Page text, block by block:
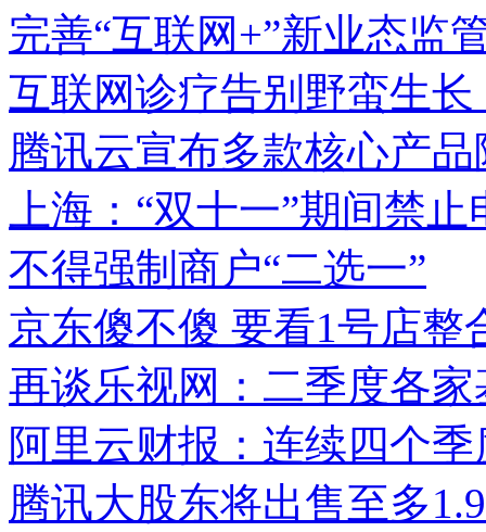
完善“互联网+”新业态监
互联网诊疗告别野蛮生
腾讯云宣布多款核心产
上海：“双十一”期间禁
不得强制商户“二选一”
京东傻不傻 要看1号店整
再谈乐视网：二季度各
阿里云财报：连续四个
腾讯大股东将出售至多